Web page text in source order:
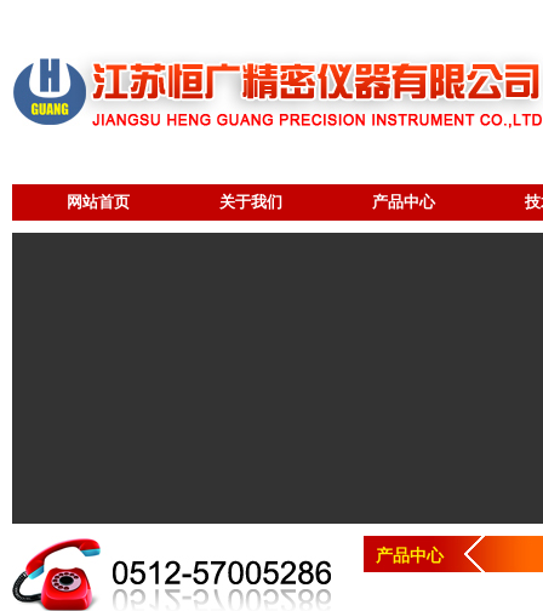
网站首页 关于我们 产品中心
产品中心